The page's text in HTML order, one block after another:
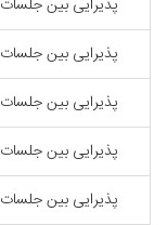
پذیرایی بین جلسات
پذیرایی بین جلسات
پذیرایی بین جلسات
پذیرایی بین جلسات
پذیرایی بین جلسات